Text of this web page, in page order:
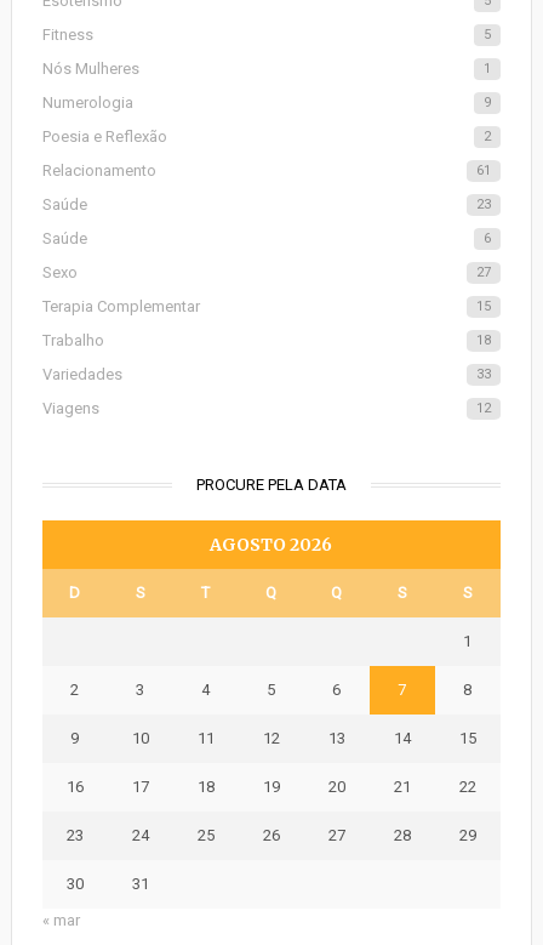
Fitness 5
Nós Mulheres 1
Numerologia 9
Poesia e Reflexão 2
Relacionamento 61
Saúde 23
Saúde 6
Sexo 27
Terapia Complementar 15
Trabalho 18
Variedades 33
Viagens 12
PROCURE PELA DATA
AGOSTO 2026
D S T Q Q S S
1
2 3 4 5 6 7 8
9 10 11 12 13 14 15
16 17 18 19 20 21 22
23 24 25 26 27 28 29
30
31
« mar